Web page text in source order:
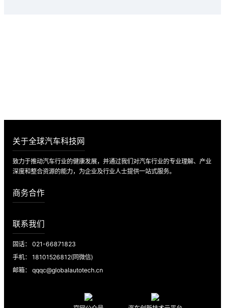
关于全球汽车科技网
致力于推动汽车行业的健康发展，并通过我们对汽车行业的专业理解、产业
深度和整合资源的能力，为企业及行业人士提供一站式服务。
商务合作
联系我们
固话： 021-66871823
手机： 18101526812(同微信)
邮箱： qqqc@globalautotech.cn